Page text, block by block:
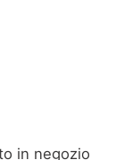
in negozio